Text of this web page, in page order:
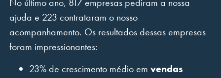
ajuda e 223 contrataram o nosso
acompanhamento. Os resultados dessas empresas
foram impressionantes:
23% de crescimento médio em vendas